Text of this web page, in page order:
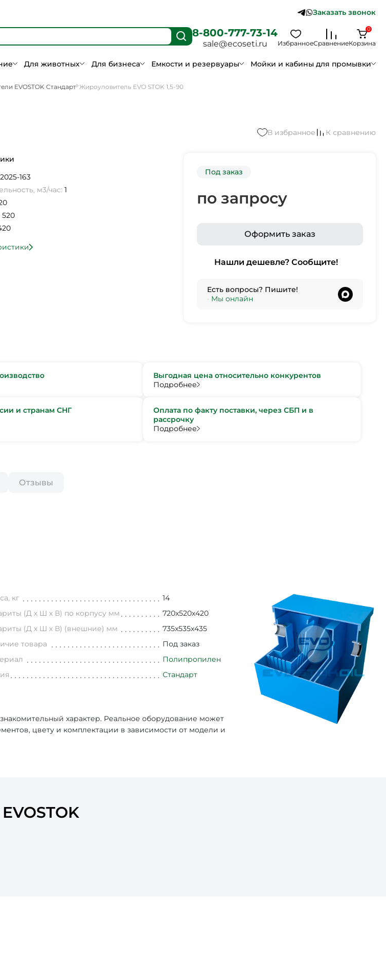
Заказать звонок
8-800-777-73-14
sale@ecoseti.ru ИзбранноеСравнениеКорзина
0
Для животных Для бизнеса Емкости и резервуары Мойки и кабины для промывки
EVOSTOK Стандарт Жироуловитель EVO STOK 1,5-90
В избранное К сравнению
163
м3/час: 1
520
Под заказ
по запросу
Оформить заказ
Нашли дешевле? Сообщите!
Есть вопросы? Пишите!
• Мы онлайн
Выгодная цена относительно конкурентов
Подробнее
и странам СНГ
Оплата по факту поставки, через СБП и в
рассрочку
Подробнее
Отзывы
кг
14
(Д х Ш х В) по корпусу мм
720х520х420
(Д х Ш х В) (внешние) мм
735х535х435
товара
Под заказ
Полипропилен
Стандарт
характер. Реальное оборудование может
цвету и комплектации в зависимости от модели и